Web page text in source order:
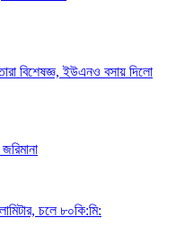
বিশেষজ্ঞ, ইউএনও বসায় দিলো
চলে ৮০কি:মি: